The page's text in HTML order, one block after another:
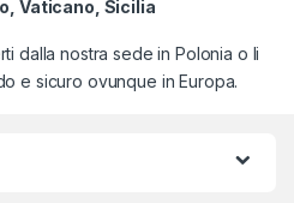
Vaticano, Sicilia
dalla nostra sede in Polonia o li
e sicuro ovunque in Europa.